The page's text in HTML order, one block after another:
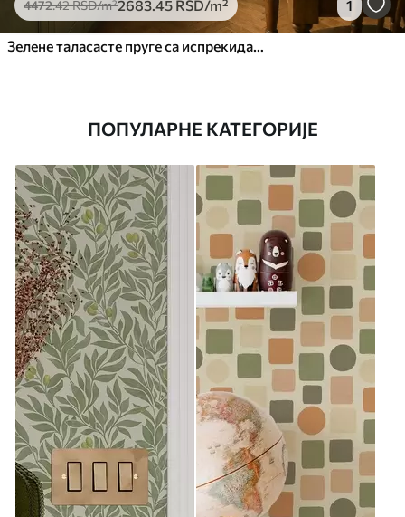
4472.42RSD/m²2683.45 RSD/m² 1
Зелене таласасте пруге са испрекиданим линијама
ПОПУЛАРНЕ КАТЕГОРИЈЕ